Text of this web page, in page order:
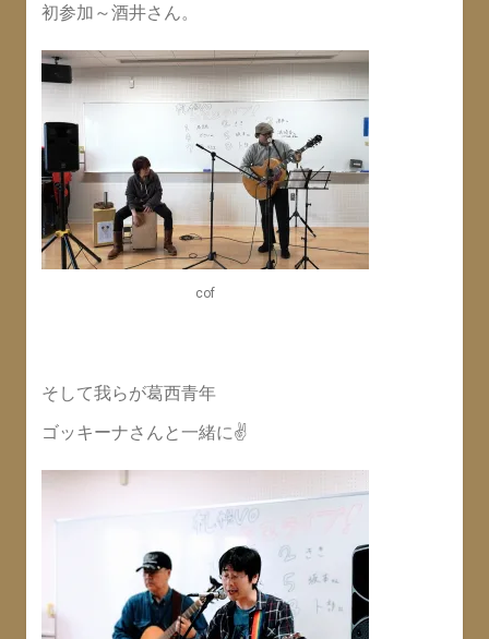
初参加～酒井さん。
cof
そして我らが葛西青年
ゴッキーナさんと一緒に✌️